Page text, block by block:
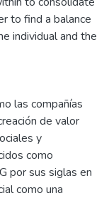
to find a balance
individual and the
las compañías
de valor
y
como
por sus siglas en
como una